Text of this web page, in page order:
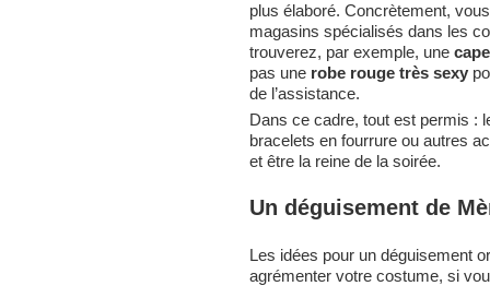
plus élaboré. Concrètement,
magasins spécialisés dans les
trouverez, par exemple, une
pas une robe rouge très sexy
de l’assistance.
Dans ce cadre, tout est permis :
bracelets en fourrure ou autres
et être la reine de la soirée.
Un déguisement de
Les idées pour un déguisement
agrémenter votre costume, si